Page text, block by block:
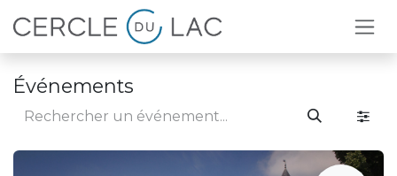
Se rendre au contenu
Événements